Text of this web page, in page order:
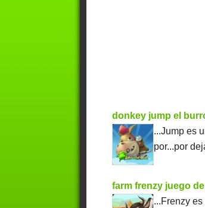
donkey jump el
...Jump es
por...por
farm frenzy juego
...Frenzy